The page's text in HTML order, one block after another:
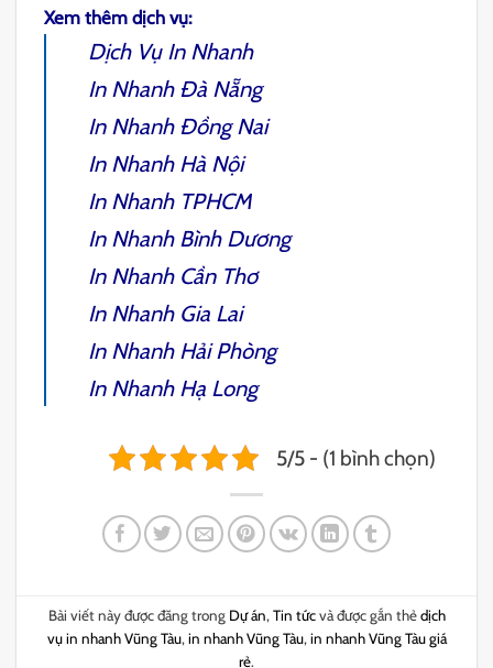
Xem thêm dịch vụ:
Dịch Vụ In Nhanh
In Nhanh Đà Nẵng
In Nhanh Đồng Nai
In Nhanh Hà Nội
In Nhanh TPHCM
In Nhanh Bình Dương
In Nhanh Cần Thơ
In Nhanh Gia Lai
In Nhanh Hải Phòng
In Nhanh Hạ Long
5/5 - (1 bình chọn)
Bài viết này được đăng trong Dự án, Tin tứcvà được gắn thẻdịch
vụ in nhanh Vũng Tàu, in nhanh Vũng Tàu, in nhanh Vũng Tàu giá
rẻ.